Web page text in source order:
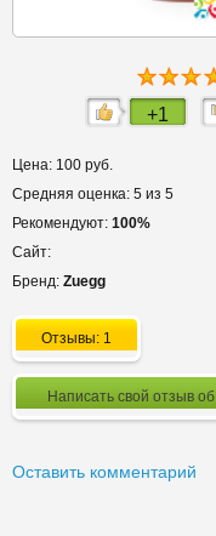
+1
Цена: 100 руб.
Средняя оценка: 5 из 5
Рекомендуют: 100%
Сайт:
Бренд: Zuegg
Отзывы: 1
Написать свой отзыв
Оставить комментарий